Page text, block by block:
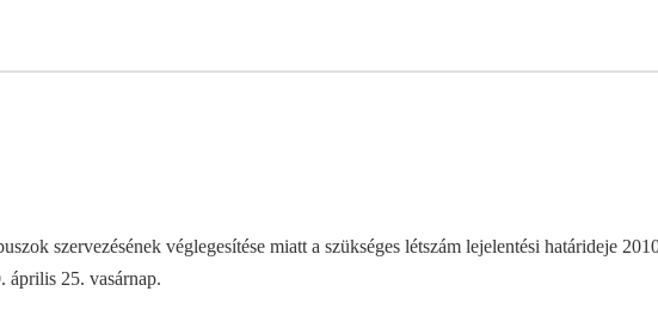
szervezésének véglegesítése miatt a szükséges létszám lejelentési határideje
április 25. vasárnap.